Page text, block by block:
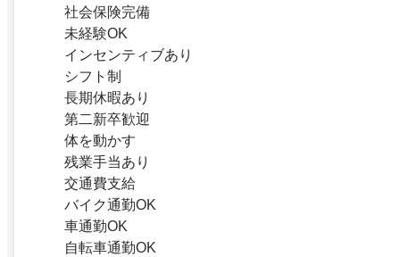
社会保険完備
未経験OK
インセンティブあり
シフト制
長期休暇あり
第二新卒歓迎
体を動かす
残業手当あり
交通費支給
バイク通勤OK
車通勤OK
自転車通勤OK